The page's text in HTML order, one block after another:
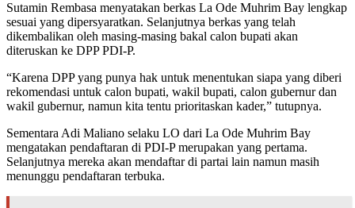
Sutamin Rembasa menyatakan berkas La Ode Muhrim Bay lengkap
sesuai yang dipersyaratkan. Selanjutnya berkas yang telah
dikembalikan oleh masing-masing bakal calon bupati akan
diteruskan ke DPP PDI-P.
“Karena DPP yang punya hak untuk menentukan siapa yang diberi
rekomendasi untuk calon bupati, wakil bupati, calon gubernur dan
wakil gubernur, namun kita tentu prioritaskan kader,” tutupnya.
Sementara Adi Maliano selaku LO dari La Ode Muhrim Bay
mengatakan pendaftaran di PDI-P merupakan yang pertama.
Selanjutnya mereka akan mendaftar di partai lain namun masih
menunggu pendaftaran terbuka.